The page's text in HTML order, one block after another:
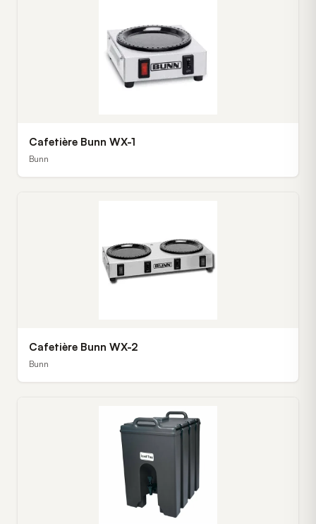
Cafetière Bunn WX-1
Bunn
Cafetière Bunn WX-2
Bunn